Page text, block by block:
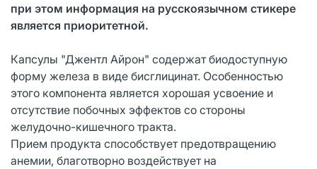
при этом информация на русскоязычном стикере
является приоритетной.
Капсулы "Джентл Айрон" содержат биодоступную
форму железа в виде бисглицинат. Особенностью
этого компонента является хорошая усвоение и
отсутствие побочных эффектов со стороны
желудочно-кишечного тракта.
Прием продукта способствует предотвращению
анемии, благотворно воздействует на